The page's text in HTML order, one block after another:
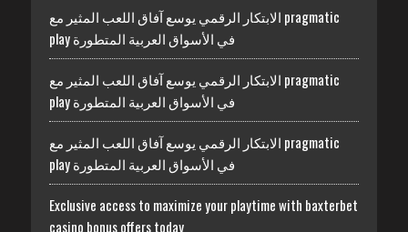
الابتكار الرقمي يوسع آفاق اللعب المثير مع pragmatic
play في الأسواق العربية المتطورة
الابتكار الرقمي يوسع آفاق اللعب المثير مع pragmatic
play في الأسواق العربية المتطورة
الابتكار الرقمي يوسع آفاق اللعب المثير مع pragmatic
play في الأسواق العربية المتطورة
Exclusive access to maximize your playtime with baxterbet
casino bonus offers today